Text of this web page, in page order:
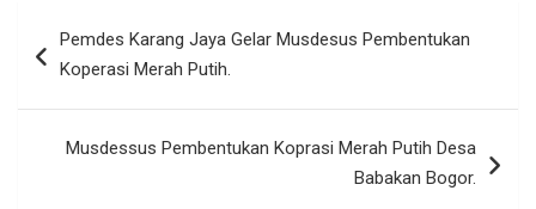
posPemdes Karang Jaya Gelar Musdesus Pembentukan
Koperasi Merah Putih.
Musdessus Pembentukan Koprasi Merah Putih Desa
Babakan Bogor.